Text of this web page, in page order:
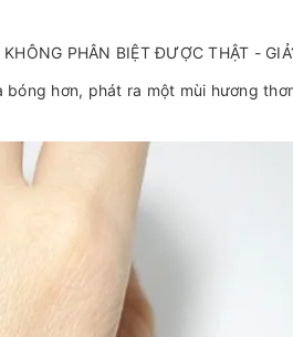
hơn, phát ra một mùi hương